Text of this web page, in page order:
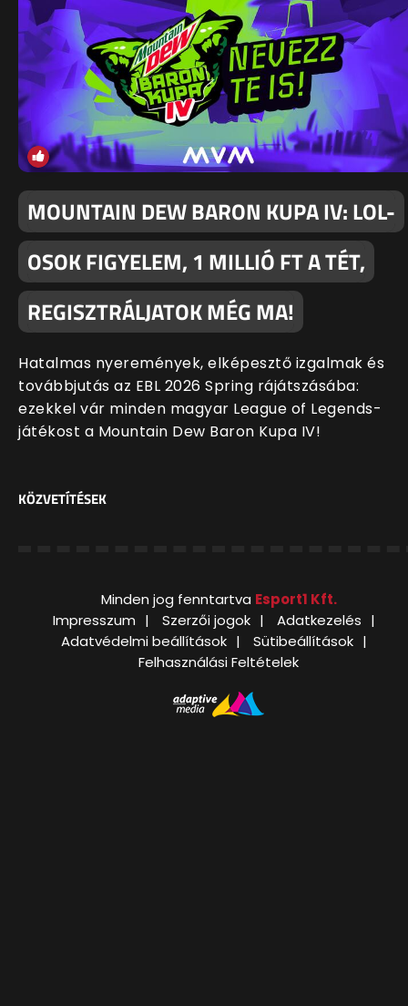
MOUNTAIN DEW BARON KUPA IV: LOL-
OSOK FIGYELEM, 1 MILLIÓ FT A TÉT,
REGISZTRÁLJATOK MÉG MA!
Hatalmas nyeremények, elképesztő izgalmak és
továbbjutás az EBL 2026 Spring rájátszásába:
ezekkel vár minden magyar League of Legends-
játékost a Mountain Dew Baron Kupa IV!
KÖZVETÍTÉSEK
Minden jog fenntartva Esport1 Kft.
Impresszum
Szerzői jogok
Adatkezelés
Adatvédelmi beállítások
Sütibeállítások
Felhasználási Feltételek